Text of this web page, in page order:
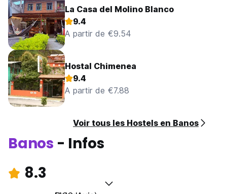
La Casa del Molino Blanco
9.4
A partir de €9.54
Hostal Chimenea
9.4
A partir de €7.88
Voir tous les Hostels en Banos
Banos - Infos
8.3